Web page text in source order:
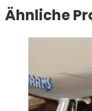
Ähnliche